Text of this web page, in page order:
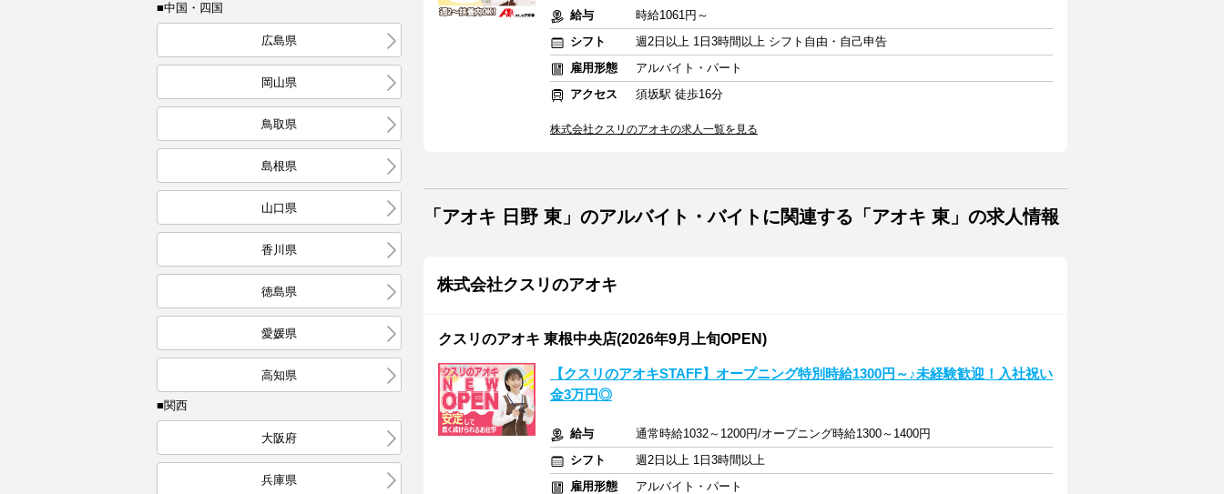
■中国・四国
広島県
岡山県
鳥取県
島根県
山口県
香川県
徳島県
愛媛県
高知県
■関西
大阪府
兵庫県
給与
時給1061円～
シフト
週2日以上 1日3時間以上 シフト自由・自己申告
雇用形態
アルバイト・パート
アクセス
須坂駅 徒歩16分
株式会社クスリのアオキの求人一覧を見る
「アオキ 日野 東」のアルバイト・バイトに関連する「アオキ 東」の求人情報
株式会社クスリのアオキ
クスリのアオキ 東根中央店(2026年9月上旬OPEN)
【クスリのアオキSTAFF】オープニング特別時給1300円～♪未経験歓迎！入社祝い
金3万円◎
給与
通常時給1032～1200円/オープニング時給1300～1400円
シフト
週2日以上 1日3時間以上
雇用形態
アルバイト・パート